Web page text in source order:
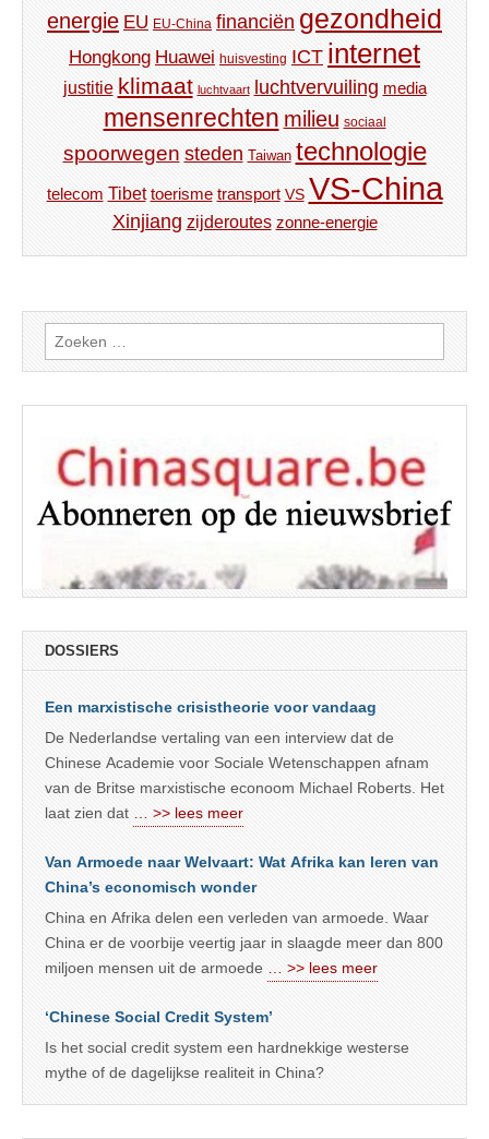
energie EU EU-China financiën gezondheid
Hongkong Huawei huisvesting ICT internet
justitie klimaat luchtvaart luchtvervuiling media
mensenrechten milieu sociaal
spoorwegen steden Taiwan technologie
telecom Tibet toerisme transport VS VS-China
Xinjiang zijderoutes zonne-energie
Zoeken
naar:
DOSSIERS
Een marxistische crisistheorie voor vandaag
De Nederlandse vertaling van een interview dat de
Chinese Academie voor Sociale Wetenschappen afnam
van de Britse marxistische econoom Michael Roberts. Het
laat zien dat
… >> lees meer
Van Armoede naar Welvaart: Wat Afrika kan leren van
China’s economisch wonder
China en Afrika delen een verleden van armoede. Waar
China er de voorbije veertig jaar in slaagde meer dan 800
miljoen mensen uit de armoede
… >> lees meer
‘Chinese Social Credit System’
Is het social credit system een hardnekkige westerse
mythe of de dagelijkse realiteit in China?